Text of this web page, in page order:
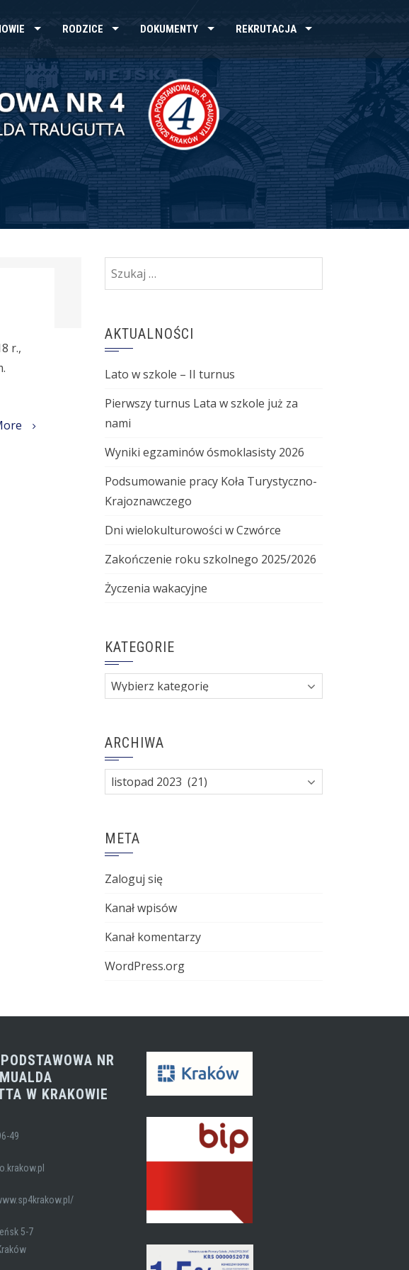
RODZICE DOKUMENTY REKRUTACJA
r.,
Szukaj:
AKTUALNOŚCI
Lato w szkole – II turnus
Pierwszy turnus Lata w szkole już za
nami
Wyniki egzaminów ósmoklasisty 2026
Podsumowanie pracy Koła Turystyczno-
Krajoznawczego
Dni wielokulturowości w Czwórce
Zakończenie roku szkolnego 2025/2026
Życzenia wakacyjne
KATEGORIE
Kategorie
ARCHIWA
Archiwa
META
Zaloguj się
Kanał wpisów
Kanał komentarzy
WordPress.org
NR
W KRAKOWIE
49
5-7